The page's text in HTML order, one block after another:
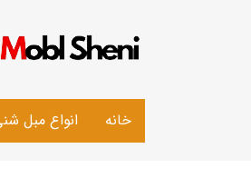
خانه انواع مبل